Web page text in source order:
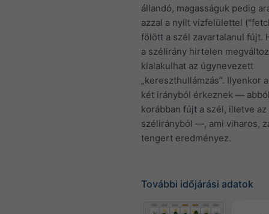
állandó, magasságuk pedig
azzal a nyílt vízfelülettel
fölött a szél zavartalanul fújt.
a szélirány hirtelen
kialakulhat az úgynevezett
„kereszthullámzás”. Ilyenkor
két irányból érkeznek —
korábban fújt a szél, illetve az
szélirányból —, ami viharos,
tengert eredményez.
További időjárási adatok